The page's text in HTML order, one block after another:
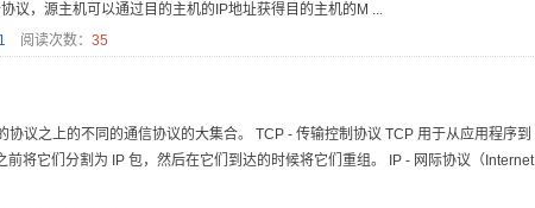
议，源主机可以通过目的主机的IP地址获得目的主机的M ...
阅读次数： 35
协议之上的不同的通信协议的大集合。 TCP - 传输控制协议 TCP 用于从应用程序到
将它们分割为 IP 包，然后在它们到达的时候将它们重组。 IP - 网际协议（Internet